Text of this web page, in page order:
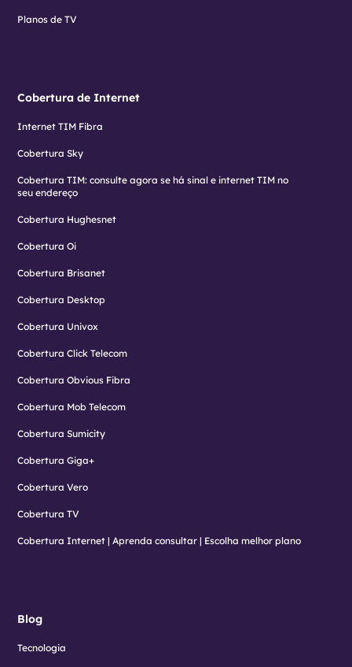
Planos de TV
Cobertura de Internet
Internet TIM Fibra
Cobertura Sky
Cobertura TIM: consulte agora se há sinal e internet TIM no
seu endereço
Cobertura Hughesnet
Cobertura Oi
Cobertura Brisanet
Cobertura Desktop
Cobertura Univox
Cobertura Click Telecom
Cobertura Obvious Fibra
Cobertura Mob Telecom
Cobertura Sumicity
Cobertura Giga+
Cobertura Vero
Cobertura TV
Cobertura Internet | Aprenda consultar | Escolha melhor plano
Blog
Tecnologia